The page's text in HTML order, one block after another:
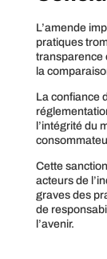
L’amende
pratiques
transparence
la
La confiance
l’intégrité du
Cette
acteurs de
graves des
de
l’avenir.